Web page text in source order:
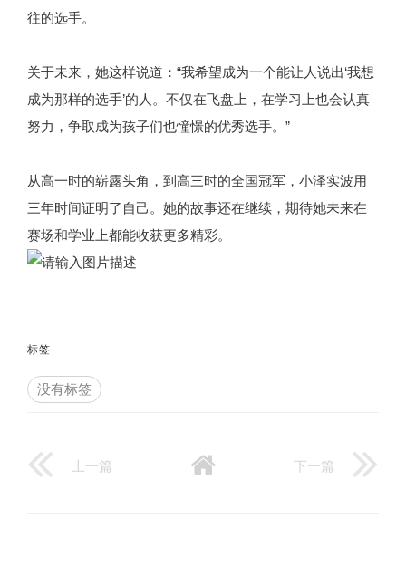
往的选手。
关于未来，她这样说道：“我希望成为一个能让人说出‘我想
成为那样的选手’的人。不仅在飞盘上，在学习上也会认真
努力，争取成为孩子们也憧憬的优秀选手。”
从高一时的崭露头角，到高三时的全国冠军，小泽实波用
三年时间证明了自己。她的故事还在继续，期待她未来在
赛场和学业上都能收获更多精彩。
标签
没有标签
上一篇 下一篇